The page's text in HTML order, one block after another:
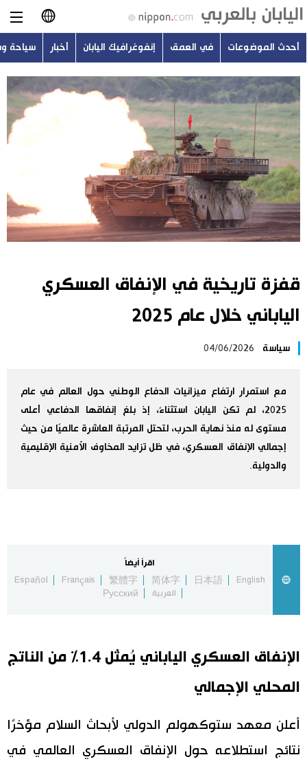
日本語
English
Français
Español
أحدث الموضوعات
في العمق
إنفوغرافيك اليابان
سياحة وسفر
اليابان في فيديو
علوم وتكنولوجيا
الأقسام
مجتمع
ثقافة
لايف ستايل
أحدث الموضوعات في العمق إنفوغرافيك اليابان أخبار سياحة
قفزة تاريخية في الإنفاق العسكري
الياباني خلال عام 2025
سياسة 04/06/2026
مع استمرار ارتفاع ميزانيات الدفاع الوطني حول العالم في عام
2025، لم تكن اليابان استثناءً، إذ بلغ إنفاقها الدفاعي أعلى
مستوى له منذ نهاية الحرب، لتحتل المرتبة العاشرة عالميًا من حيث
إجمالي الإنفاق العسكري، في ظل تزايد المخاوف الأمنية الإقليمية
والدولية.
اقرأ أيضاً
English
日本語
简体字
繁體字
Français
Español
العربية
Русский
الإنفاق العسكري الياباني يُمثل 1.4% من الناتج
المحلي الإجمالي
أعلن معهد ستوكهولم الدولي لأبحاث السلام مؤخرًا
نتائج استطلاعه حول الإنفاق العسكري العالمي في